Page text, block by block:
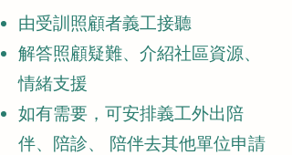
由受訓照顧者義工接聽
解答照顧疑難、介紹社區資源、
情緒支援
如有需要，可安排義工外出陪
伴、陪診、 陪伴去其他單位申請